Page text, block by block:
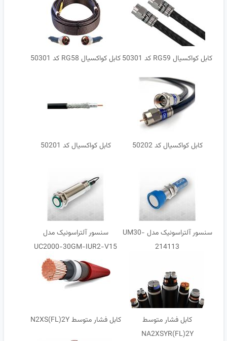
کابل کواکسیال RG59 کد 50301 کابل کواکسیال RG58 کد 50301
کابل کواکسیال کد 50202 کابل کواکسیال کد 50201
سنسور آلتراسونیک مدل UM30-
214113
سنسور آلتراسونیک مدل
UC2000-30GM-IUR2-V15
کابل فشار متوسط
NA2XSYR(FL)2Y
کابل فشار متوسط N2XS(FL)2Y